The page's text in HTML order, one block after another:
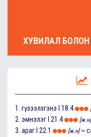
ХУВИЛАЛ БОЛОН
1. гүзээлзгэнэ I.18.4
2. эмнэлэг I.21.4 [ж.н]
3. араг I.22.1 [ж.н] ~